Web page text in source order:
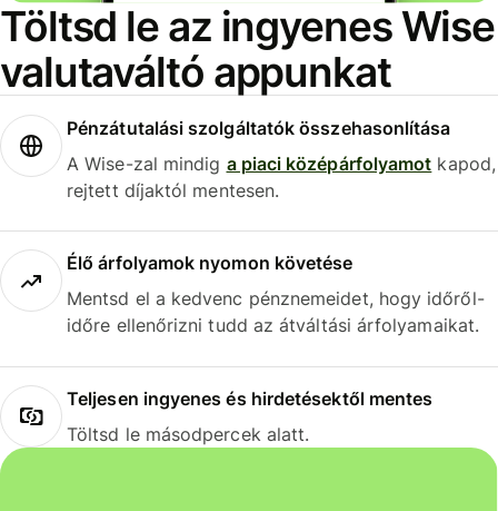
Töltsd le az ingyenes Wise
valutaváltó appunkat
Pénzátutalási szolgáltatók összehasonlítása
A Wise-zal mindig a piaci középárfolyamot kapod,
rejtett díjaktól mentesen.
Élő árfolyamok nyomon követése
Mentsd el a kedvenc pénznemeidet, hogy időről-
időre ellenőrizni tudd az átváltási árfolyamaikat.
Teljesen ingyenes és hirdetésektől mentes
Töltsd le másodpercek alatt.